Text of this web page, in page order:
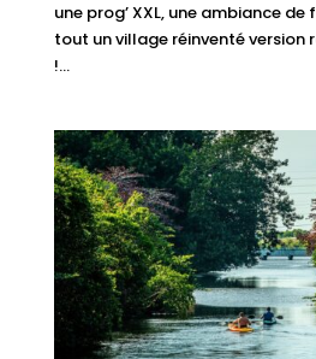
une prog’ XXL, une ambiance
tout un village réinventé version
!...